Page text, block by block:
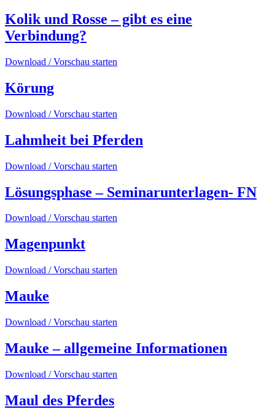
Kolik und Rosse – gibt es eine
Verbindung?
Download / Vorschau starten
Körung
Download / Vorschau starten
Lahmheit bei Pferden
Download / Vorschau starten
Lösungsphase – Seminarunterlagen- FN
Download / Vorschau starten
Magenpunkt
Download / Vorschau starten
Mauke
Download / Vorschau starten
Mauke – allgemeine Informationen
Download / Vorschau starten
Maul des Pferdes